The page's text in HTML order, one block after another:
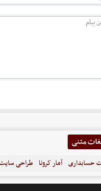
متنی
حسابداری آمار کرونا طراحی